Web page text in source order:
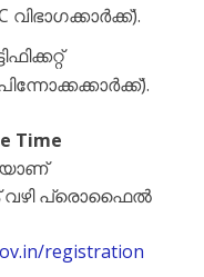
വിഭാഗക്കാർക്ക്).
Time
വഴി പ്രൊഫൈൽ
registration